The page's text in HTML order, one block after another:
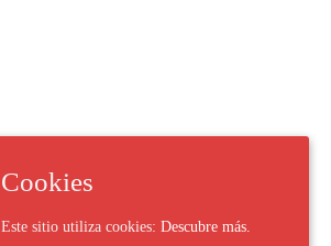
Cookies
Este sitio utiliza cookies: Descubre más.